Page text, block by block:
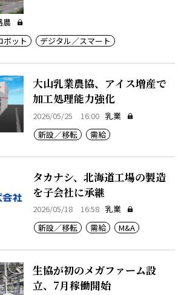
農
ボット デジタル／スマート
大山乳業農協、アイス増産で
加工処理能力強化
2026/05/25 16:00 乳業
新設／移転
需給
タカナシ、北海道工場の製造
を子会社に承継
2026/05/18 16:58 乳業
新設／移転
需給 M&A
生協が初のメガファーム設
立、7月稼働開始